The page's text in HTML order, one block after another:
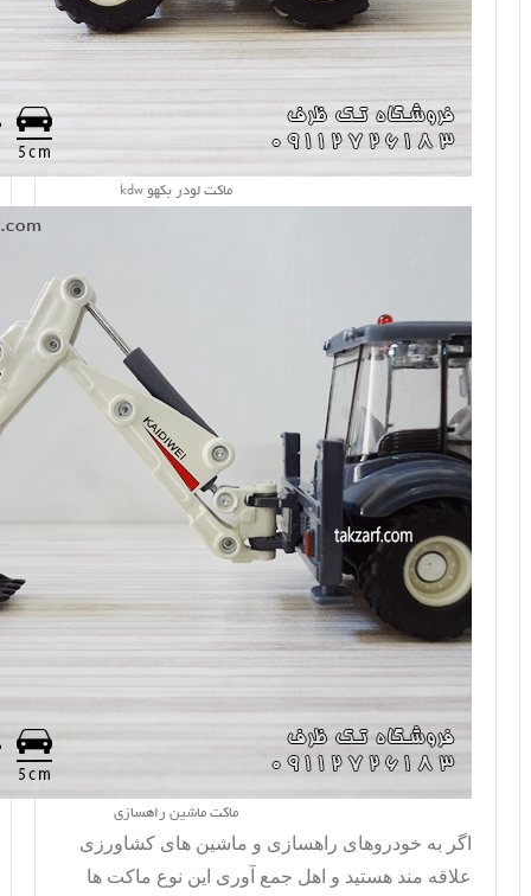
ماکت لودر بکهو kdw
ماکت ماشین راهسازی
اگر به خودروهای راهسازی و ماشین های کشاورزی
علاقه مند هستید و اهل جمع آوری این نوع ماکت ها